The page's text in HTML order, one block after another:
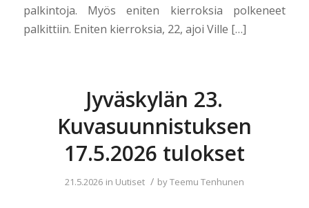
palkintoja. Myös eniten kierroksia polkeneet
palkittiin. Eniten kierroksia, 22, ajoi Ville […]
Jyväskylän 23.
Kuvasuunnistuksen
17.5.2026 tulokset
21.5.2026 in Uutiset / byTeemu Tenhunen